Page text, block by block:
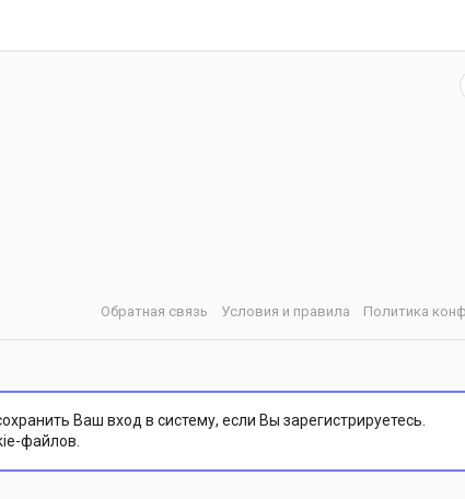
почта
Обратная связь Условия и правила Политика
Ваш вход в систему, если Вы зарегистрируетесь.
файлов.